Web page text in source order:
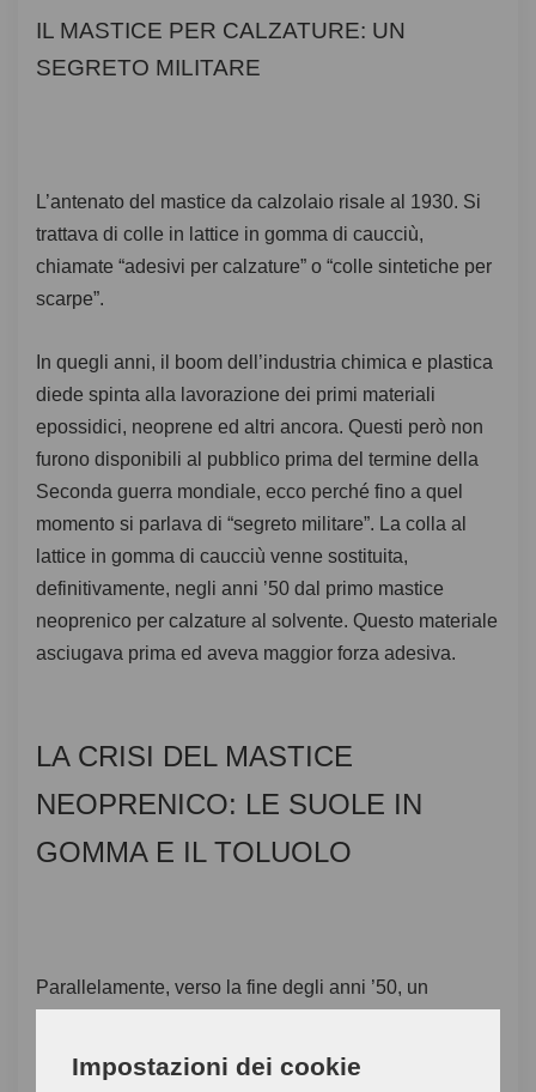
Impostazioni dei cookie
IL MASTICE PER CALZATURE: UN
SEGRETO MILITARE
L’antenato del mastice da calzolaio risale al 1930. Si
trattava di colle in lattice in gomma di caucciù,
chiamate “adesivi per calzature” o “colle sintetiche per
scarpe”.
In quegli anni, il boom dell’industria chimica e plastica
diede spinta alla lavorazione dei primi materiali
epossidici, neoprene ed altri ancora. Questi però non
furono disponibili al pubblico prima del termine della
Seconda guerra mondiale, ecco perché fino a quel
momento si parlava di “segreto militare”. La colla al
lattice in gomma di caucciù venne sostituita,
definitivamente, negli anni ’50 dal primo mastice
neoprenico per calzature al solvente. Questo materiale
asciugava prima ed aveva maggior forza adesiva.
LA CRISI DEL MASTICE
NEOPRENICO: LE SUOLE IN
GOMMA E IL TOLUOLO
Parallelamente, verso la fine degli anni ’50, un
mescola della suola in gomma conteneva, però, delle